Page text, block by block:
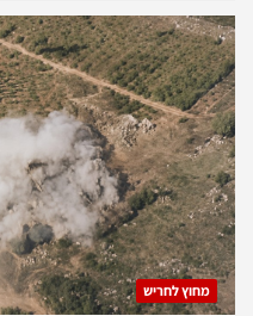
מחוץ לחריש